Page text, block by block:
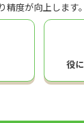
精度が向上します。
役